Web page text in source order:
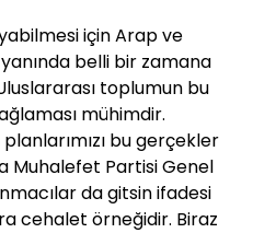
için Arap ve
belli bir zamana
toplumun bu
mühimdir.
bu gerçekler
Muhalefet Partisi Genel
da gitsin ifadesi
cehalet örneğidir. Biraz